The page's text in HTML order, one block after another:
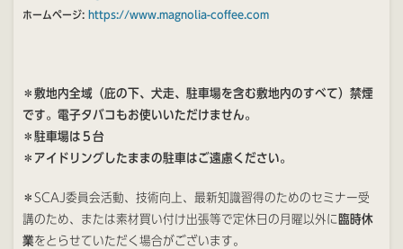
ホームページ: https://www.magnolia-coffee.com
＊敷地内全域（庇の下、犬走、駐車場を含む敷地内のすべて）禁煙
です。電子タバコもお使いいただけません。
＊駐車場は５台
＊アイドリングしたままの駐車はご遠慮ください。
＊SCAJ委員会活動、技術向上、最新知識習得のためのセミナー受
講のため、または素材買い付け出張等で定休日の月曜以外に 臨時休
業をとらせていただく場合がございます。